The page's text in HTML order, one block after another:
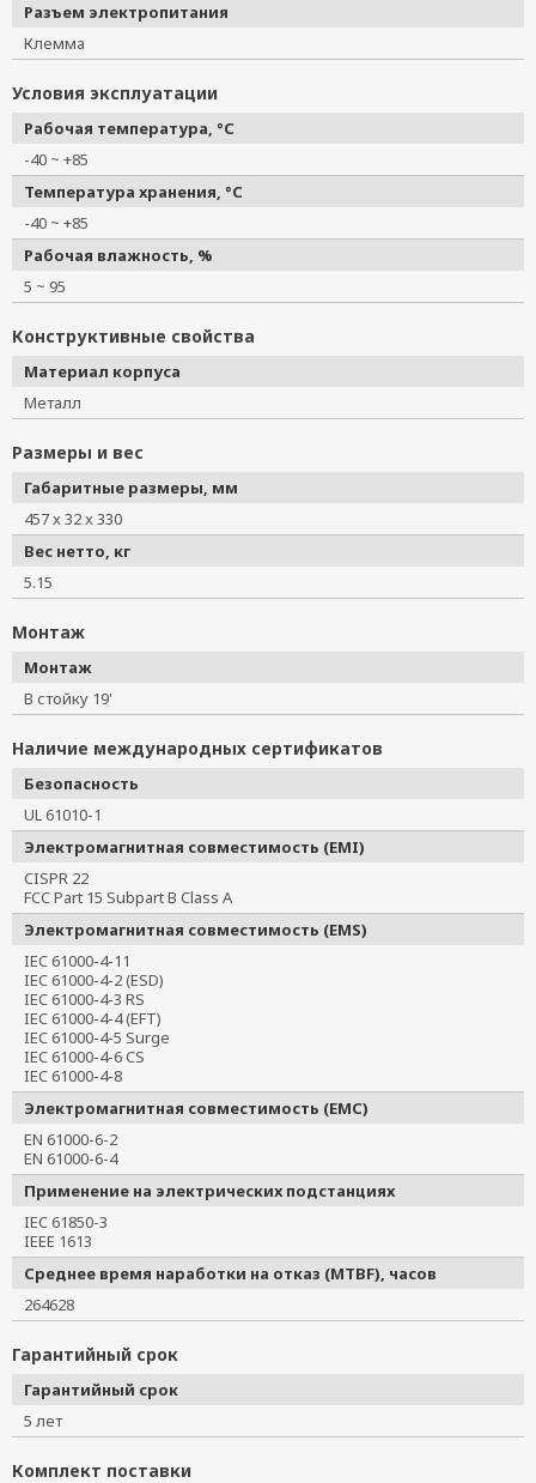
Разъем электропитания
Клемма
Условия эксплуатации
Рабочая температура, °C
-40 ~ +85
Температура хранения, °C
-40 ~ +85
Рабочая влажность, %
5 ~ 95
Конструктивные свойства
Материал корпуса
Металл
Размеры и вес
Габаритные размеры, мм
457 x 32 x 330
Вес нетто, кг
5.15
Монтаж
Монтаж
В стойку 19'
Наличие международных сертификатов
Безопасность
UL 61010-1
Электромагнитная совместимость (EMI)
CISPR 22
FCC Part 15 Subpart B Class A
Электромагнитная совместимость (EMS)
IEC 61000-4-11
IEC 61000-4-2 (ESD)
IEC 61000-4-3 RS
IEC 61000-4-4 (EFT)
IEC 61000-4-5 Surge
IEC 61000-4-6 CS
IEC 61000-4-8
Электромагнитная совместимость (EMC)
EN 61000-6-2
EN 61000-6-4
Применение на электрических подстанциях
IEC 61850-3
IEEE 1613
Среднее время наработки на отказ (MTBF), часов
264628
Гарантийный срок
Гарантийный срок
5 лет
Комплект поставки